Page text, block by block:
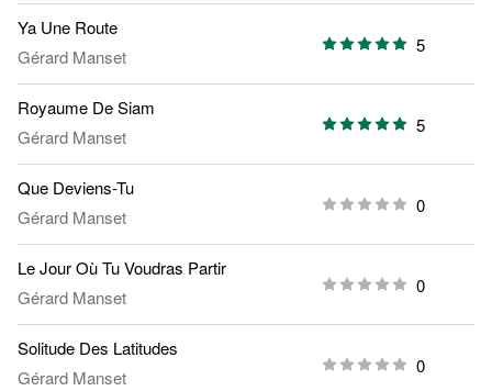
Ya Une Route
Gérard Manset
5
Royaume De Siam
Gérard Manset
5
Que Deviens-Tu
Gérard Manset
0
Le Jour Où Tu Voudras Partir
Gérard Manset
0
Solitude Des Latitudes
Gérard Manset
0